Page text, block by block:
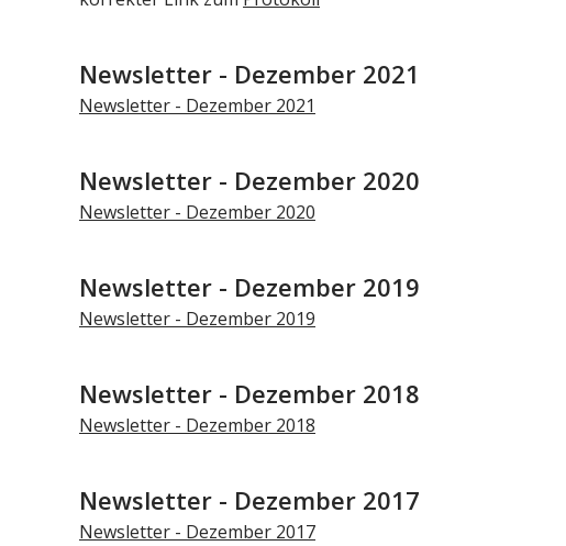
Newsletter - Dezember 2021
Newsletter - Dezember 2021
Newsletter - Dezember 2020
Newsletter - Dezember 2020
Newsletter - Dezember 2019
Newsletter - Dezember 2019
Newsletter - Dezember 2018
Newsletter - Dezember 2018
Newsletter - Dezember 2017
Newsletter - Dezember 2017